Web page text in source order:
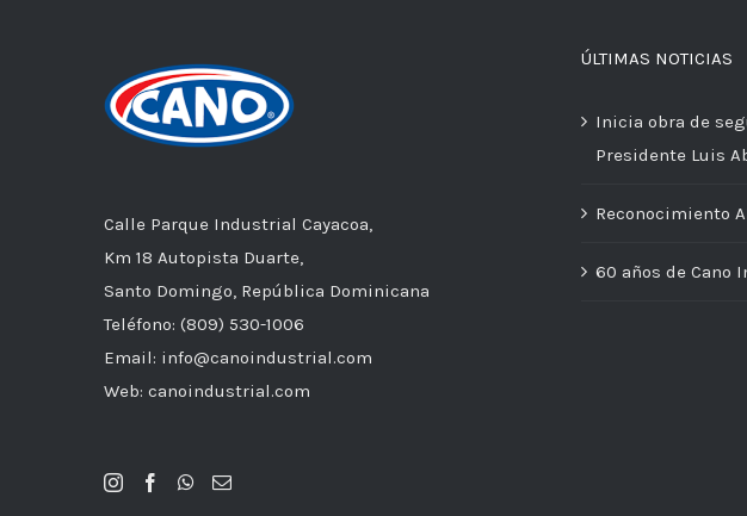
Calle Parque Industrial Cayacoa,
Km 18 Autopista Duarte,
Santo Domingo, República Dominicana
Teléfono: (809) 530-1006
Email: info@canoindustrial.com
Web: canoindustrial.com
ÚLTIMAS NOTICIAS
Inicia obra de
Presidente Luis
Reconocimiento
60 años de Cano